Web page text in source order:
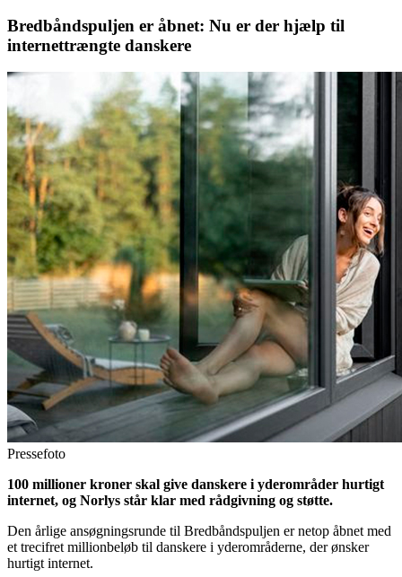
Bredbåndspuljen er åbnet: Nu er der hjælp til
internettrængte danskere
Pressefoto
100 millioner kroner skal give danskere i yderområder hurtigt
internet, og Norlys står klar med rådgivning og støtte.
Den årlige ansøgningsrunde til Bredbåndspuljen er netop åbnet med
et trecifret millionbeløb til danskere i yderområderne, der ønsker
hurtigt internet.